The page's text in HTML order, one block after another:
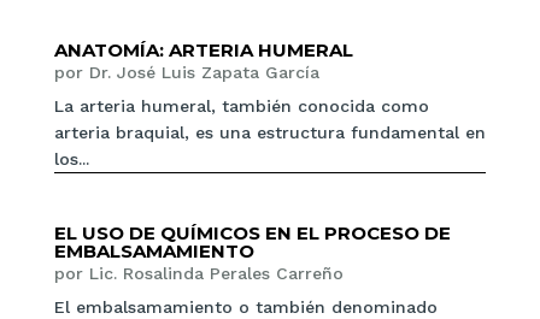
ANATOMÍA: ARTERIA HUMERAL
por Dr. José Luis Zapata García
La arteria humeral, también conocida como
arteria braquial, es una estructura fundamental en
los...
EL USO DE QUÍMICOS EN EL PROCESO DE
EMBALSAMAMIENTO
por Lic. Rosalinda Perales Carreño
El embalsamamiento o también denominado